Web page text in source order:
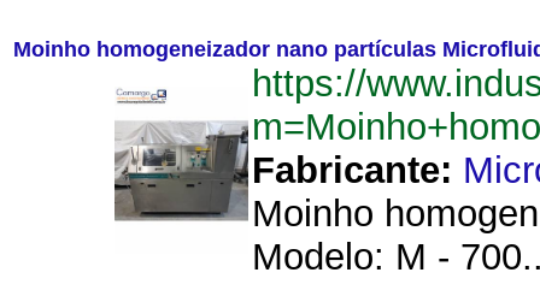
Moinho homogeneizador nano partículas
https://
Fabricante:
Moinho
Modelo: M -